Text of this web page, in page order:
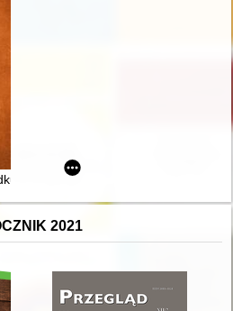
do wiedzy medycznej : zdrowie
2021